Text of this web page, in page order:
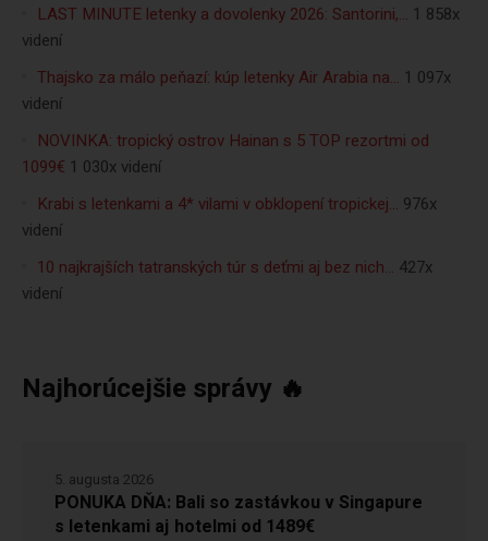
LAST MINUTE letenky a dovolenky 2026: Santorini,… 1 858x
videní
Thajsko za málo peňazí: kúp letenky Air Arabia na… 1 097x
videní
NOVINKA: tropický ostrov Hainan s 5 TOP rezortmi od
1099€ 1 030x videní
Krabi s letenkami a 4* vilami v obklopení tropickej… 976x
videní
10 najkrajších tatranských túr s deťmi aj bez nich… 427x
videní
Najhorúcejšie správy 🔥
PONUKA DŇA: Bali so zastávkou v Singapure
s letenkami aj hotelmi od 1489€
5. augusta 2026